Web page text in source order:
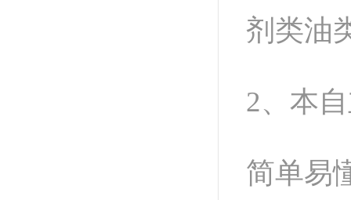
剂类油
2、本
简单易